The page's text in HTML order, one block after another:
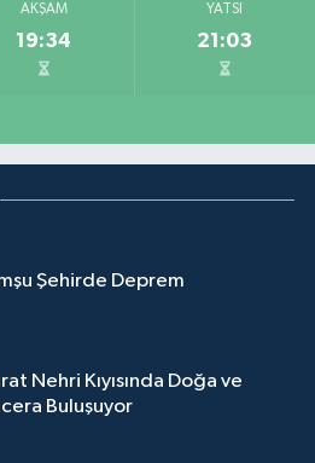
AKŞAM
19:34
YATSI
21:03
Şehirde Deprem
Nehri Kıyısında Doğa ve
Buluşuyor